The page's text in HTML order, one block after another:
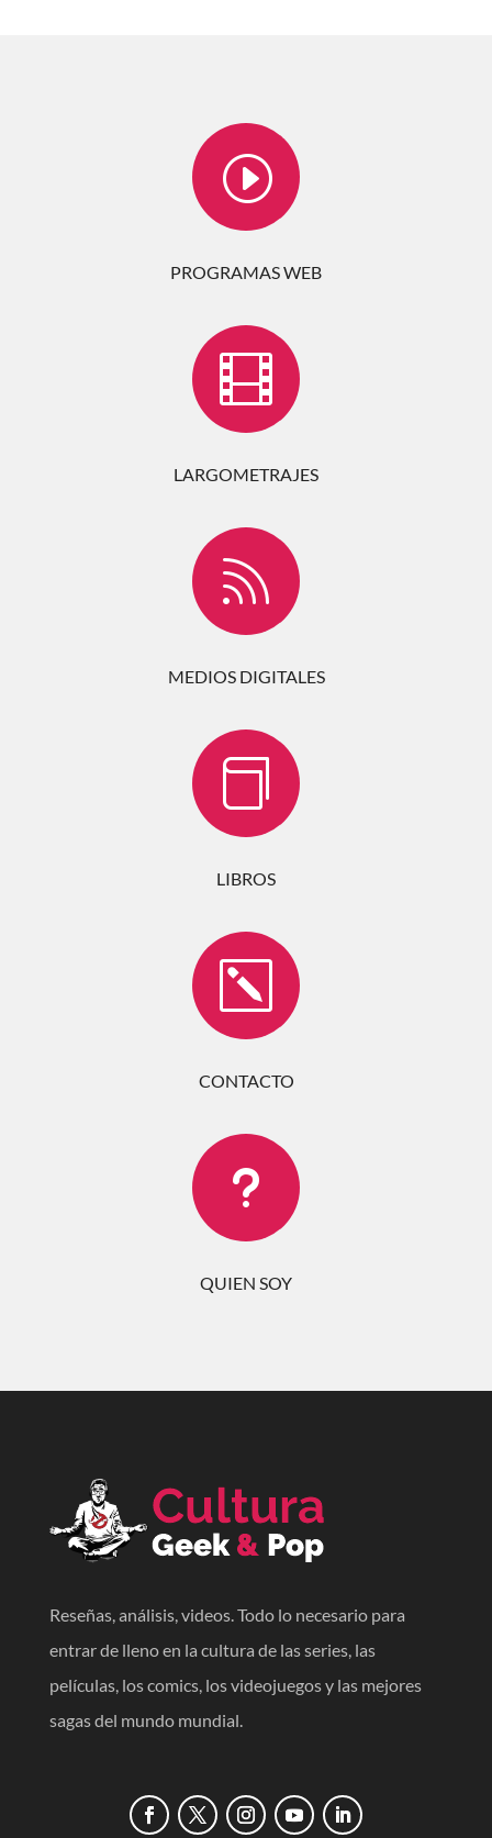
I
PROGRAMAS WEB

LARGOMETRAJES

MEDIOS DIGITALES

LIBROS
k
CONTACTO
u
QUIEN SOY
Reseñas, análisis, videos. Todo lo necesario para
entrar de lleno en la cultura de las series, las
películas, los comics, los videojuegos y las mejores
sagas del mundo mundial.